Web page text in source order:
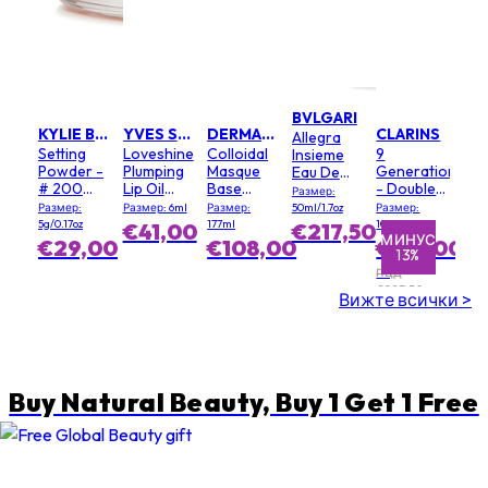
KYLIE BY KYLIE JENNER
Setting
Powder -
# 200
Soft Pink
Размер:
5g/0.17oz
€29,00
YVES SAINT LAURENT
Loveshine
Plumping
Lip Oil
Gloss - #
3 Mellow
Mallow
Размер: 6ml
€41,00
DERMALOGICA
Colloidal
Masque
Base
(Salon
Size)
Размер:
177ml
€108,00
BVLGARI
Allegra
Insieme
Eau De
Parfum
Размер:
50ml/1.7oz
€217,50 МИНУС
1%
МИНУС
13%
CLARINS
9
Generation
- Double
Serum
Light
Texture
Размер:
100ml
€195,00
ПЦД
€223,50
Вижте всички >
Buy Natural Beauty, Buy 1 Get 1 Free